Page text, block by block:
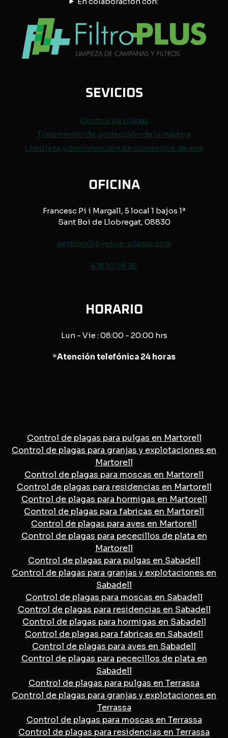
SEVICIOS
Control de plagas
Tratamiento de protección de la madera
Limpieza y desinfección de conductos de aire
OFICINA
Francesc Pi i Margall, 5 local 1 bajos 1ª
Sant Boi de Llobregat, 08830
gestion@byebye-plagas.com
618 10 59 36
HORARIO
Lun - Vie : 08:00 - 20:00 hrs
*Atención telefónica 24 horas
Control de plagas para pulgas en Martorell
Control de plagas para granjas y explotaciones en
Martorell
Control de plagas para moscas en Martorell
Control de plagas para residencias en Martorell
Control de plagas para hormigas en Martorell
Control de plagas para fabricas en Martorell
Control de plagas para aves en Martorell
Control de plagas para pececillos de plata en
Martorell
Control de plagas para pulgas en Sabadell
Control de plagas para granjas y explotaciones en
Sabadell
Control de plagas para moscas en Sabadell
Control de plagas para residencias en Sabadell
Control de plagas para hormigas en Sabadell
Control de plagas para fabricas en Sabadell
Control de plagas para aves en Sabadell
Control de plagas para pececillos de plata en
Sabadell
Control de plagas para pulgas en Terrassa
Control de plagas para granjas y explotaciones en
Terrassa
Control de plagas para moscas en Terrassa
Control de plagas para residencias en Terrassa